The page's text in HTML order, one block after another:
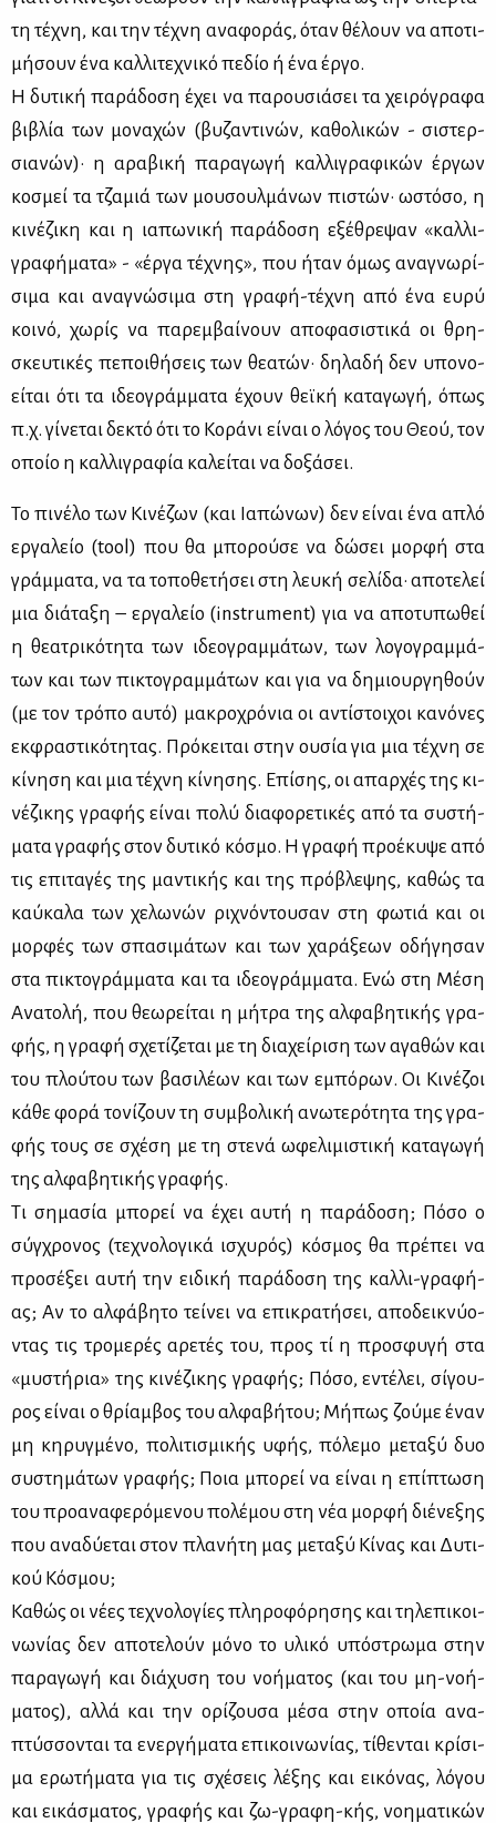
τη τέ­χνη, και την τέ­χνη ανα­φο­ράς, όταν θέ­λουν να απο­τι­
μή­σουν ένα καλ­λι­τε­χνι­κό πε­δίο ή ένα έρ­γο.
Η δυ­τι­κή πα­ρά­δο­ση έχει να πα­ρου­σιά­σει τα χει­ρό­γρα­φα
βι­βλία των μο­να­χών (βυ­ζα­ντι­νών, κα­θο­λι­κών - σι­στερ­
σια­νών)· η αρα­βι­κή πα­ρα­γω­γή καλ­λι­γρα­φι­κών έρ­γων
κο­σμεί τα τζα­μιά των μου­σουλ­μά­νων πι­στών· ωστό­σο, η
κι­νέ­ζι­κη και η ια­πω­νι­κή πα­ρά­δο­ση εξέ­θρε­ψαν «καλ­λι­
γρα­φή­μα­τα» - «έρ­γα τέ­χνης», που ήταν όμως ανα­γνω­ρί­
σι­μα και ανα­γνώ­σι­μα στη γρα­φή-τέ­χνη από ένα ευ­ρύ
κοι­νό, χω­ρίς να πα­ρεμ­βαί­νουν απο­φα­σι­στι­κά οι θρη­
σκευ­τι­κές πε­ποι­θή­σεις των θε­α­τών· δη­λα­δή δεν υπο­νο­
εί­ται ότι τα ιδε­ο­γράμ­μα­τα έχουν θεϊ­κή κα­τα­γω­γή, όπως
π.χ. γί­νε­ται δε­κτό ότι το Κο­ρά­νι εί­ναι ο λό­γος του Θε­ού, τον
οποίο η καλ­λι­γρα­φία κα­λεί­ται να δο­ξά­σει.
Το πι­νέ­λο των Κι­νέ­ζων (και Ια­πώ­νων) δεν εί­ναι ένα απλό
ερ­γα­λείο (tool) που θα μπο­ρού­σε να δώ­σει μορ­φή στα
γράμ­μα­τα, να τα το­πο­θε­τή­σει στη λευ­κή σε­λί­δα· απο­τε­λεί
μια διά­τα­ξη – ερ­γα­λείο (instrument) για να απο­τυ­πω­θεί
η θε­α­τρι­κό­τη­τα των ιδε­ο­γραμ­μά­των, των λο­γο­γραμ­μά­
των και των πι­κτο­γραμ­μά­των και για να δη­μιουρ­γη­θούν
(με τον τρό­πο αυ­τό) μα­κρο­χρό­νια οι αντί­στοι­χοι κα­νό­νες
εκ­φρα­στι­κό­τη­τας. Πρό­κει­ται στην ου­σία για μια τέ­χνη σε
κί­νη­ση και μια τέ­χνη κί­νη­σης. Επί­σης, οι απαρ­χές της κι­
νέ­ζι­κης γρα­φής εί­ναι πο­λύ δια­φο­ρε­τι­κές από τα συ­στή­
μα­τα γρα­φής στον δυ­τι­κό κό­σμο. Η γρα­φή προ­έ­κυ­ψε από
τις επι­τα­γές της μα­ντι­κής και της πρό­βλε­ψης, κα­θώς τα
καύ­κα­λα των χε­λω­νών ρι­χνό­ντου­σαν στη φω­τιά και οι
μορ­φές των σπα­σι­μά­των και των χα­ρά­ξε­ων οδή­γη­σαν
στα πι­κτο­γράμ­μα­τα και τα ιδε­ο­γράμ­μα­τα. Ενώ στη Μέ­ση
Ανα­το­λή, που θε­ω­ρεί­ται η μή­τρα της αλ­φα­βη­τι­κής γρα­
φής, η γρα­φή σχε­τί­ζε­ται με τη δια­χεί­ρι­ση των αγα­θών και
του πλού­του των βα­σι­λέ­ων και των εμπό­ρων. Οι Κι­νέ­ζοι
κά­θε φο­ρά το­νί­ζουν τη συμ­βο­λι­κή ανω­τε­ρό­τη­τα της γρα­
φής τους σε σχέ­ση με τη στε­νά ωφε­λι­μι­στι­κή κα­τα­γω­γή
της αλ­φα­βη­τι­κής γρα­φής.
Τι ση­μα­σία μπο­ρεί να έχει αυ­τή η πα­ρά­δο­ση; Πό­σο ο
σύγ­χρο­νος (τε­χνο­λο­γι­κά ισχυ­ρός) κό­σμος θα πρέ­πει να
προ­σέ­ξει αυ­τή την ει­δι­κή πα­ρά­δο­ση της καλ­λι-γρα­φή-
ας; Αν το αλ­φά­βη­το τεί­νει να επι­κρα­τή­σει, απο­δει­κνύ­ο­
ντας τις τρο­με­ρές αρε­τές του, προς τί η προ­σφυ­γή στα
«μυ­στή­ρια» της κι­νέ­ζι­κης γρα­φής; Πό­σο, εντέ­λει, σί­γου­
ρος εί­ναι ο θρί­αμ­βος του αλ­φα­βή­του; Μή­πως ζού­με έναν
μη κη­ρυγ­μέ­νο, πο­λι­τι­σμι­κής υφής, πό­λε­μο με­τα­ξύ δυο
συ­στη­μά­των γρα­φής; Ποια μπο­ρεί να εί­ναι η επί­πτω­ση
του προ­α­να­φε­ρό­με­νου πο­λέ­μου στη νέα μορ­φή διέ­νε­ξης
που ανα­δύ­ε­ται στον πλα­νή­τη μας με­τα­ξύ Κί­νας και Δυ­τι­
κού Κό­σμου;
Κα­θώς οι νέ­ες τε­χνο­λο­γί­ες πλη­ρο­φό­ρη­σης και τη­λε­πι­κοι­
νω­νί­ας δεν απο­τε­λούν μό­νο το υλι­κό υπό­στρω­μα στην
πα­ρα­γω­γή και διά­χυ­ση του νο­ή­μα­τος (και του μη-νο­ή­
μα­τος), αλ­λά και την ορί­ζου­σα μέ­σα στην οποία ανα­
πτύσ­σο­νται τα ενερ­γή­μα­τα επι­κοι­νω­νί­ας, τί­θε­νται κρί­σι­
μα ερω­τή­μα­τα για τις σχέ­σεις λέ­ξης και ει­κό­νας, λό­γου
και ει­κά­σμα­τος, γρα­φής και ζω-γρα­φη-κής, νοη­μα­τι­κών